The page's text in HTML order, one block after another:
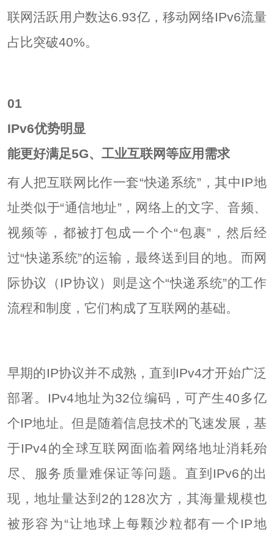
联网活跃用户数达6.93亿，移动网络IPv6流量
占比突破40%。
01
IPv6优势明显
能更好满足5G、工业互联网等应用需求
有人把互联网比作一套“快递系统”，其中IP地
址类似于“通信地址”，网络上的文字、音频、
视频等，都被打包成一个个“包裹”，然后经
过“快递系统”的运输，最终送到目的地。而网
际协议（IP协议）则是这个“快递系统”的工作
流程和制度，它们构成了互联网的基础。
早期的IP协议并不成熟，直到IPv4才开始广泛
部署。IPv4地址为32位编码，可产生40多亿
个IP地址。但是随着信息技术的飞速发展，基
于IPv4的全球互联网面临着网络地址消耗殆
尽、服务质量难保证等问题。直到IPv6的出
现，地址量达到2的128次方，其海量规模也
被形容为“让地球上每颗沙粒都有一个IP地